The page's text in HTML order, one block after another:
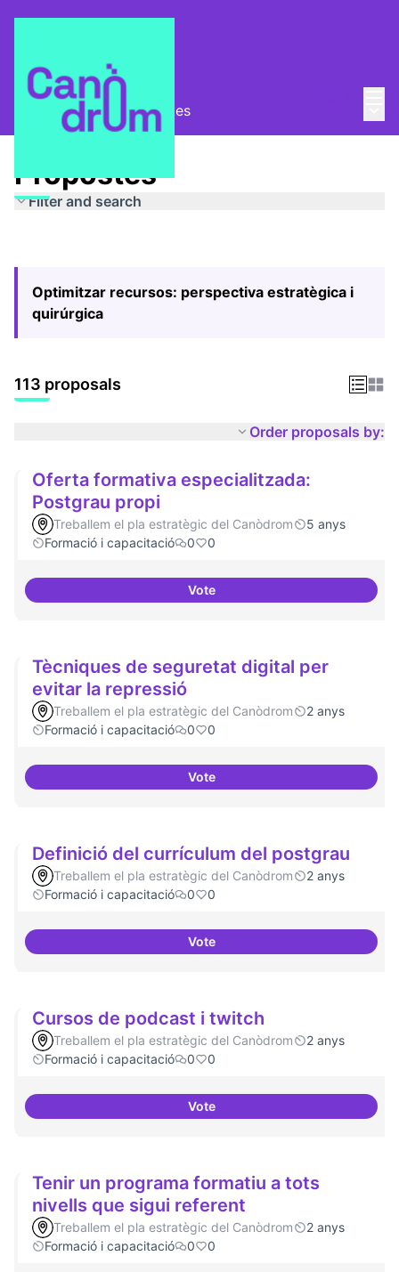
Pla Estratègic Propostes
Propostes
Filter and search
Optimitzar recursos: perspectiva estratègica i
quirúrgica
113 proposals
Order proposals by:
Oferta formativa especialitzada:
Postgrau propi
Treballem el pla estratègic del Canòdrom
5 anys
Formació i capacitació
0 0
VoteOferta formativa
Tècniques de seguretat digital per
evitar la repressió
Treballem el pla estratègic del Canòdrom
2 anys
Formació i capacitació
0 0
VoteTècniques de seguretat digital
Definició del currículum del postgrau
Treballem el pla estratègic del Canòdrom
2 anys
Formació i capacitació
0 0
VoteDefinició del currículum del
Cursos de podcast i twitch
Treballem el pla estratègic del Canòdrom
2 anys
Formació i capacitació
0 0
VoteCursos de podcast i twitch
Tenir un programa formatiu a tots
nivells que sigui referent
Treballem el pla estratègic del Canòdrom
2 anys
Formació i capacitació
0 0